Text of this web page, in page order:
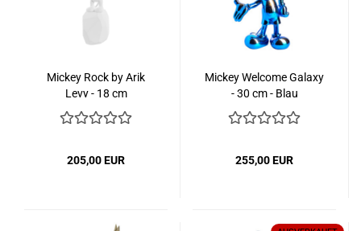
Mickey Rock by Arik
Levy - 18 cm
205,00 EUR
Mickey Welcome Galaxy
- 30 cm - Blau
255,00 EUR